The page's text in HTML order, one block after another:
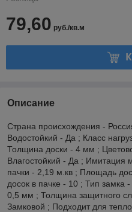
79,60 руб./кв.м
Описание
Страна происхождения -
Водостойкий - Да ; Класс
Толщина доски - 4 мм ;
Влагостойкий - Да ;
пачки - 2,19 м.кв ; Площадь
досок в пачке - 10 ; Тип
0,5 мм ; Толщина защитного
Замковой ; Подходит для